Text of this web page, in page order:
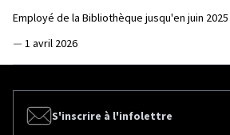
Employé de la Bibliothèque jusqu'en juin 2025
— 1 avril 2026
S'inscrire à l'infolettre